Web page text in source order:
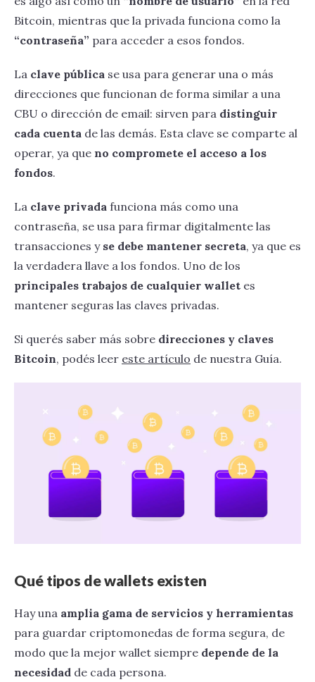
Bitcoin, mientras que la privada funciona como la
“contraseña” para acceder a esos fondos.
La clave pública se usa para generar una o más
direcciones que funcionan de forma similar a una
CBU o dirección de email: sirven para distinguir
cada cuenta de las demás. Esta clave se comparte al
operar, ya que no compromete el acceso a los
fondos.
La clave privada funciona más como una
contraseña, se usa para firmar digitalmente las
transacciones y se debe mantener secreta, ya que es
la verdadera llave a los fondos. Uno de los
principales trabajos de cualquier wallet es
mantener seguras las claves privadas.
Si querés saber más sobre direcciones y claves
Bitcoin, podés leer este artículo de nuestra Guía.
Qué tipos de wallets existen
Hay una amplia gama de servicios y herramientas
para guardar criptomonedas de forma segura, de
modo que la mejor wallet siempre depende de la
necesidad de cada persona.